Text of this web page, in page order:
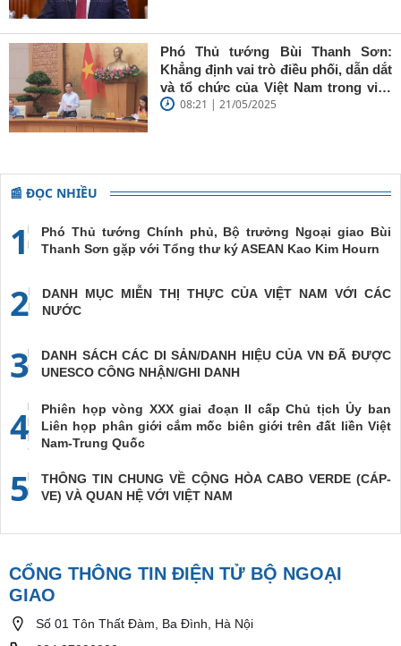
Phó Thủ tướng Bùi Thanh Sơn:
Khẳng định vai trò điều phối, dẫn dắt
và tổ chức của Việt Nam trong việc
đề cao chủ nghĩa đa phương, đoàn
08:21 | 21/05/2025
📰 ĐỌC NHIỀU
1
Phó Thủ tướng Chính phủ, Bộ trưởng Ngoại giao Bùi
Thanh Sơn gặp với Tổng thư ký ASEAN Kao Kim Hourn
2
DANH MỤC MIỄN THỊ THỰC CỦA VIỆT NAM VỚI CÁC
NƯỚC
3
DANH SÁCH CÁC DI SẢN/DANH HIỆU CỦA VN ĐÃ ĐƯỢC
UNESCO CÔNG NHẬN/GHI DANH
4
Phiên họp vòng XXX giai đoạn II cấp Chủ tịch Ủy ban
Liên họp phân giới cắm mốc biên giới trên đất liền Việt
Nam-Trung Quốc
5
THÔNG TIN CHUNG VỀ CỘNG HÒA CABO VERDE (CÁP-
VE) VÀ QUAN HỆ VỚI VIỆT NAM
CỔNG THÔNG TIN ĐIỆN TỬ BỘ NGOẠI
GIAO
Số 01 Tôn Thất Đàm, Ba Đình, Hà Nội